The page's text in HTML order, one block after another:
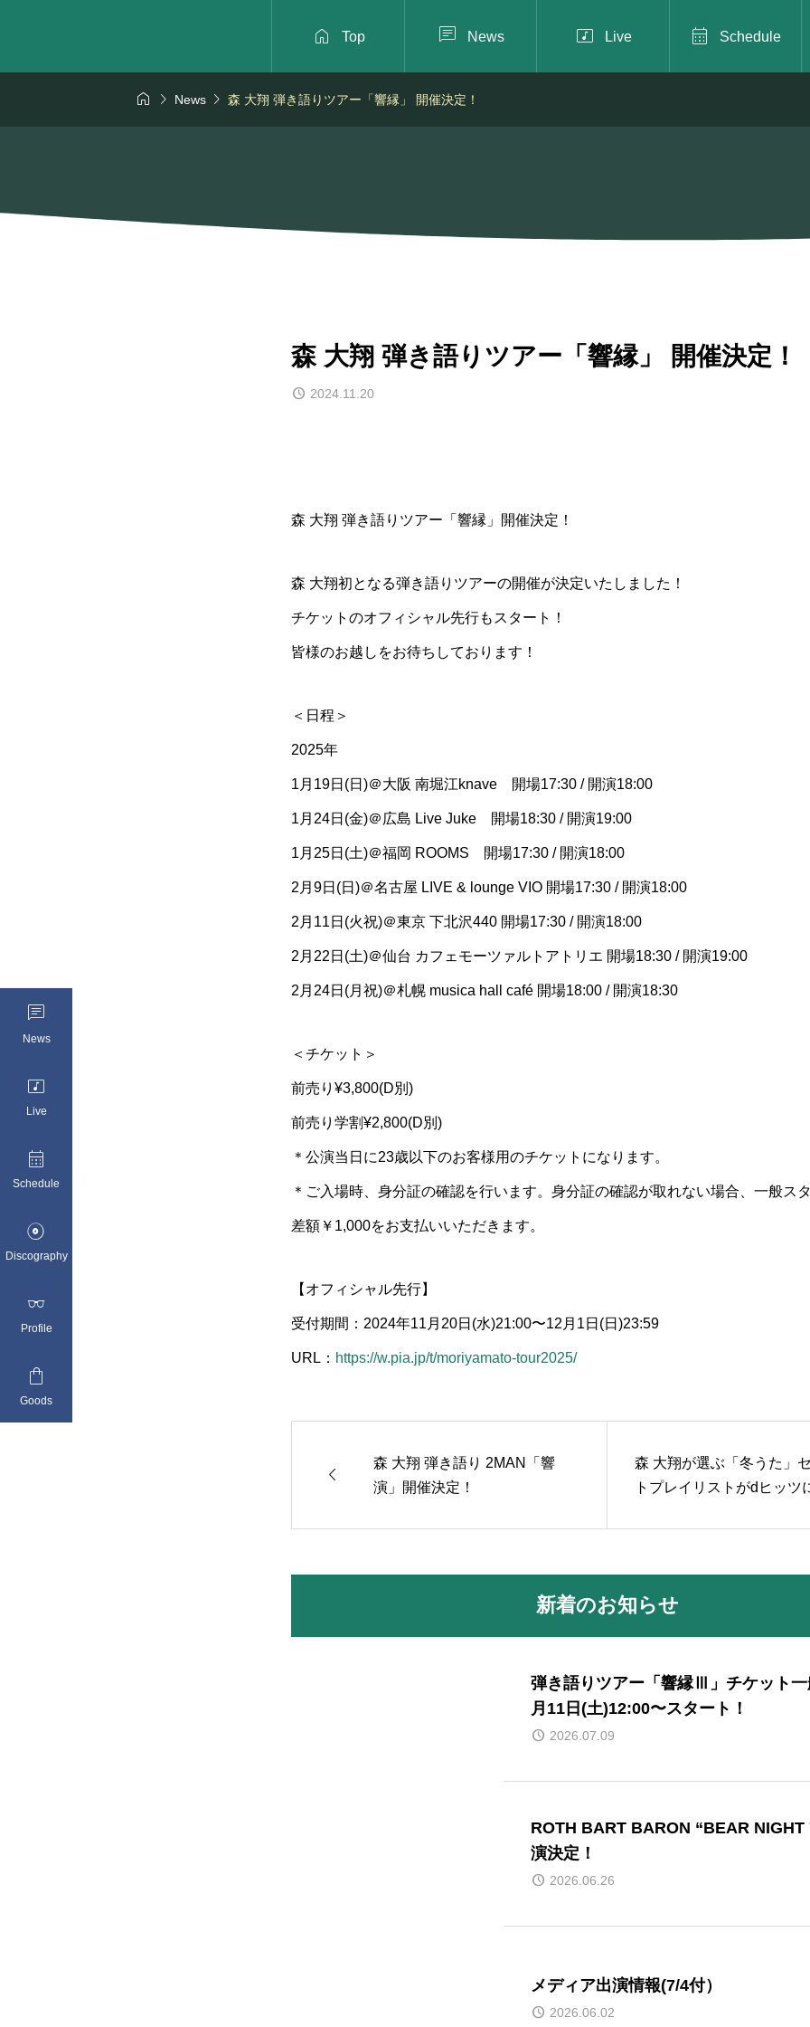
 Top  News  Live  Schedule
  News  森 大翔 弾き語りツアー「響縁」 開催決定！
森 大翔 弾き語りツアー「響縁」 開催決定！
2024.11.20
森 大翔 弾き語りツアー「響縁」開催決定！
森 大翔初となる弾き語りツアーの開催が決定いたしました！
チケットのオフィシャル先行もスタート！
皆様のお越しをお待ちしております！
＜日程＞
2025年
1月19日(日)＠大阪 南堀江knave 開場17:30 / 開演18:00
1月24日(金)＠広島 Live Juke 開場18:30 / 開演19:00
1月25日(土)＠福岡 ROOMS 開場17:30 / 開演18:00
2月9日(日)＠名古屋 LIVE & lounge VIO 開場17:30 / 開演18:00
2月11日(火祝)＠東京 下北沢440 開場17:30 / 開演18:00
2月22日(土)＠仙台 カフェモーツァルトアトリエ 開場18:30 / 開演19:00
2月24日(月祝)＠札幌 musica hall café 開場18:00 / 開演18:30
＜チケット＞
前売り¥3,800(D別)
前売り学割¥2,800(D別)
＊公演当日に23歳以下のお客様用のチケットになります。
＊ご入場時、身分証の確認を行います。身分証の確認が取れない場合、一般ス
差額￥1,000をお支払いいただきます。
【オフィシャル先行】
受付期間：2024年11月20日(水)21:00〜12月1日(日)23:59
URL： https://w.pia.jp/t/moriyamato-tour2025/

森 大翔 弾き語り 2MAN「響
演」開催決定！
森 大翔が選ぶ「冬うた」
トプレイリストがdヒッツ
新着のお知らせ
弾き語りツアー「響縁Ⅲ」チケット
月11日(土)12:00〜スタート！
2026.07.09
ROTH BART BARON “BEAR NIGHT
演決定！
2026.06.26
メディア出演情報(7/4付）
2026.06.02

News

Live

Schedule

Discography

Profile

Goods